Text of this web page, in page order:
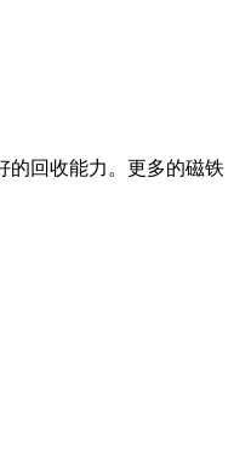
的回收能力。更多的磁铁